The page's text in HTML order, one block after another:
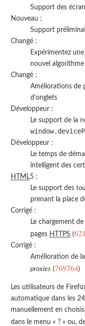
Support des
Nouveau :
Support
Changé :
Expérimentez
nouvel algorithme
Changé :
Améliorations de
d’onglets
Développeur :
Le support de la
Développeur :
Le temps de
intelligent des
HTML5 :
Le support des
prenant la place
Corrigé :
Le chargement
pages HTTPS (
Corrigé :
Amélioration de
proxies (769764)
Les utilisateurs de
automatique dans les
manuellement en
dans le menu « ? » ou,